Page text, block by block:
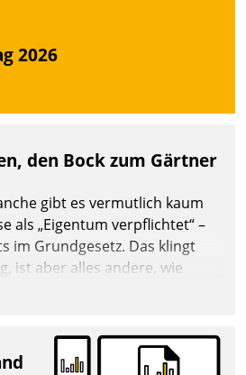
2026
den Bock zum Gärtner
gibt es vermutlich kaum
als „Eigentum verpflichtet“ –
im Grundgesetz. Das klingt
ist aber alles andere, wie
wissen. Denn mit der
Verpflichtungen.